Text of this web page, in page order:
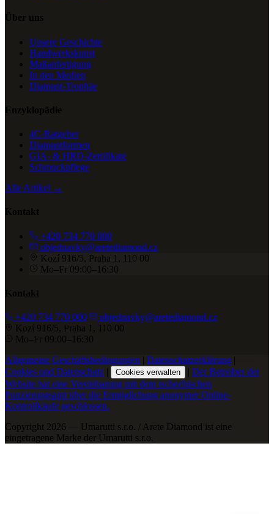
Über uns
Unsere Geschichte
Handwerkskunst
Maßanfertigung
In den Medien
Diamant-Trophäe
Enzyklopädie
4C-Ratgeber
Diamantformen
GIA- & HRD-Zertifikate
Schmuckpflege
Alle Artikel →
Kontakt
+420 734 770 000
objednavky@aretediamond.cz
Kozí 916/5, Praha 1, 110 00
Mo–Fr 09:00–16:30
Kontakt
+420 734 770 000
objednavky@aretediamond.cz
Kozí 916/5, Praha 1, 110 00
Mo–Fr 09:00–16:30
Allgemeine Geschäftsbedingungen | Datenschutzerklärung |
Cookies und Datenschutz | Cookies verwalten | Der Betreiber der
Website hat eine Vereinbarung mit dem tschechischen
Punzierungsamt über die Ermöglichung anonymer Online-
Kontrollkäufe geschlossen.
Copyright 2026 — Umarutti s.r.o. / Arete Diamond ist eine
eingetragene Marke der Umarutti s.r.o.